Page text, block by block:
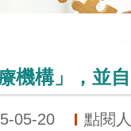
構」，並自
05-20 點閱